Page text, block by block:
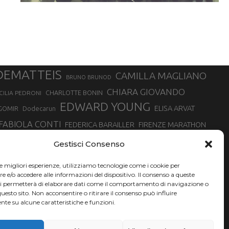
Gestisci Consenso
migliori esperienze, utilizziamo tecnologie come i cookie per
e/o accedere alle informazioni del dispositivo. Il consenso a queste
permetterà di elaborare dati come il comportamento di navigazione o
sito. Non acconsentire o ritirare il consenso può influire
su alcune caratteristiche e funzioni.
BRUNO BRUNOD CAMILLA MAGLIANO
PEDRONI CHARLOTTE BONIN CHIARA GIOVANDO
Dodecarun EDWARD YOUNG ELISA ARVAT
FABIOLA CONTI FEDERICA BARAILLER FIRENZE MARATHON
GIOVANNA EPIS GIULIANO CAVALLO
DI TORINO MARATONINA MARCELLA BELLETTI MARCO OLMO
MONVISO VERTICAL RACE NADIA BATTOCLETTI
BONALDI SILVIA RAMPAZZO